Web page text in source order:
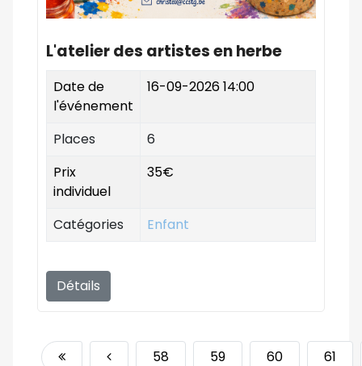
L'atelier des artistes en herbe
Date de
l'événement
16-09-2026 14:00
Places
6
Prix
individuel
35€
Catégories Enfant
Détails
58 59 60 61